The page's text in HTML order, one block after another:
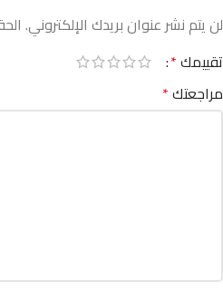
لن يتم نشر عنوان بريدك الإلكتروني.
تقييمك*
مراجعتك*